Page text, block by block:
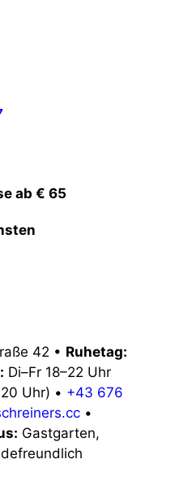
42 • Ruhetag:
Di–Fr 18–22 Uhr
Uhr) • +43 676
•
Gastgarten,